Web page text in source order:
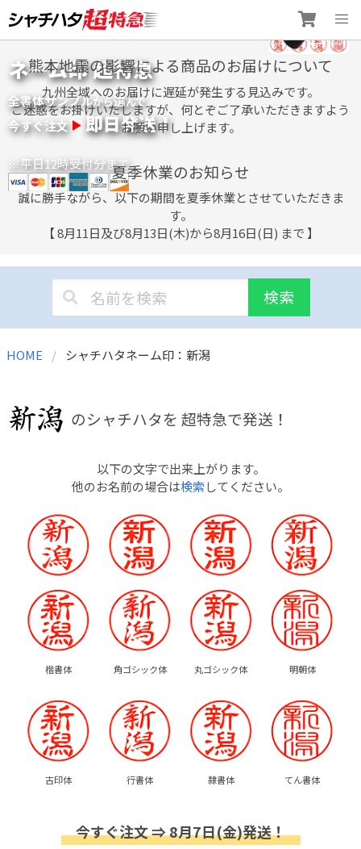
to
content
ネーム印 超特急
全書体サンプルから選んで
今すぐ注文 即日発送！
※平日12時受付分まで
熊本地震の影響による商品のお届けについて
九州全域へのお届けに遅延が発生する見込みです。
ご迷惑をお掛けいたしますが、何とぞご了承いただきますよう
お願い申し上げます。
夏季休業のお知らせ
誠に勝手ながら、以下の期間を夏季休業とさせていただきま
す。
【 8月11日及び8月13日(木)から8月16日(日) まで 】
検索
HOME シャチハタネーム印：新潟
のシャチハタを 超特急で発送！
以下の文字で出来上がります。
他のお名前の場合は検索してください。
楷書体 角ゴシック体 丸ゴシック体 明朝体
古印体 行書体 隷書体 てん書体
今すぐ注文 ⇒ 8月7日(金)発送！